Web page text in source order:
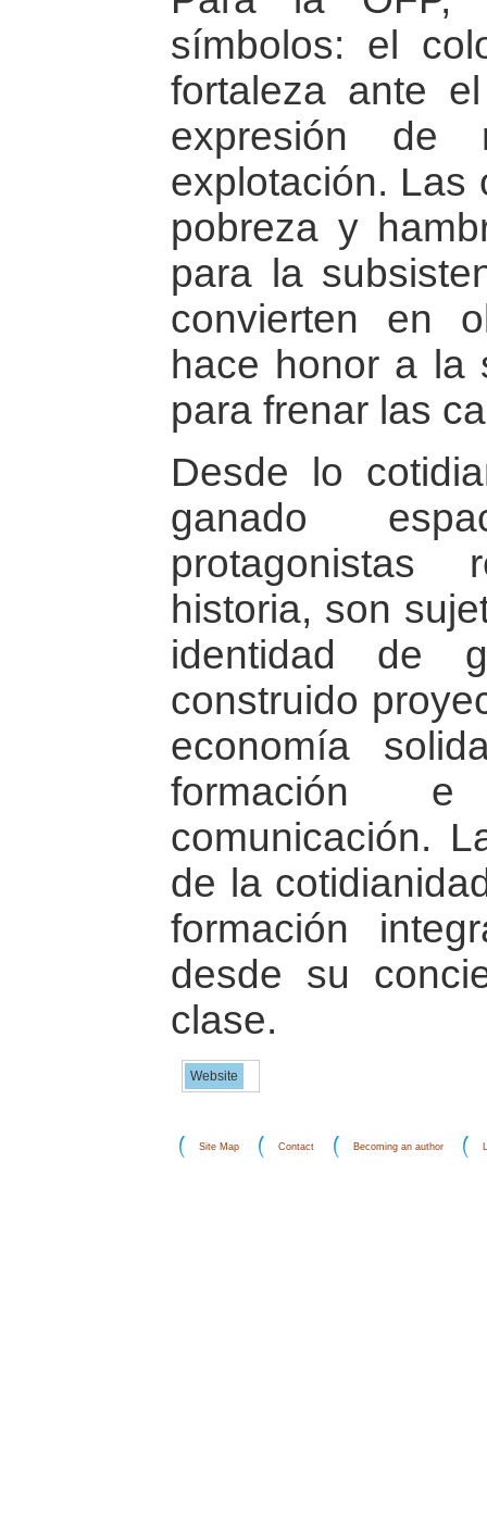
símbolos: el
fortaleza ante
expresión de
explotación. Las
pobreza y
para la
convierten en
hace honor a la
para frenar las
Desde lo
ganado
protagonistas
historia, son
identidad de
construido
economía
formación
comunicación.
de la
formación
desde su
clase.
Website
Site Map Contact Becoming an author